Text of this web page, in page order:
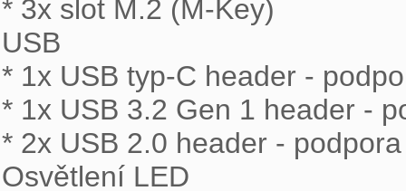
* 3x slot M.2 (M-Key)
USB
* 1x USB typ-C header -
* 1x USB 3.2 Gen 1 header -
* 2x USB 2.0 header -
Osvětlení LED